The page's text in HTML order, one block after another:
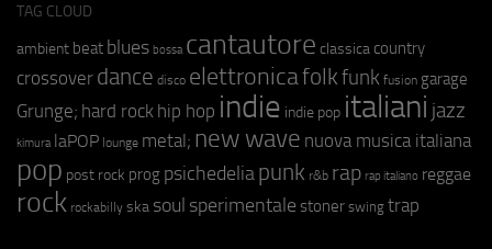
TAG CLOUD
ambient beat blues bossa cantautore classica country
crossover dance disco elettronicafolkfunk fusion garage
Grunge; hard rock hip hop indie indie pop italiani jazz
kimura laPOP lounge metal; new wave nuova musica italiana
pop post rock prog psichedeliapunk r&b rap rap italiano reggae
rock rockabilly ska soul sperimentale stoner swing trap